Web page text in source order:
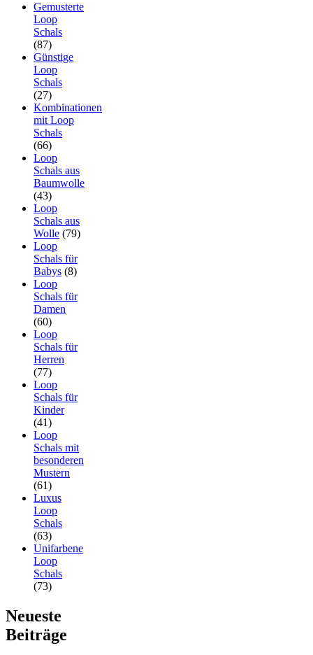
Gemusterte
Loop
Schals
(87)
Günstige
Loop
Schals
(27)
Kombinationen
mit Loop
Schals
(66)
Loop
Schals aus
Baumwolle
(43)
Loop
Schals aus
Wolle (79)
Loop
Schals für
Babys (8)
Loop
Schals für
Damen
(60)
Loop
Schals für
Herren
(77)
Loop
Schals für
Kinder
(41)
Loop
Schals mit
besonderen
Mustern
(61)
Luxus
Loop
Schals
(63)
Unifarbene
Loop
Schals
(73)
Neueste
Beiträge